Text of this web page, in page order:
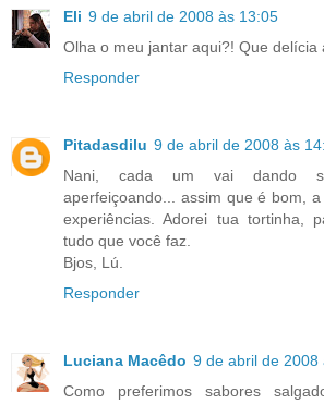
Eli 9 de abril de 2008 às 13:05
Olha o meu jantar aqui?! Que delícia
Responder
Pitadasdilu 9 de abril de 2008 às
Nani, cada um vai dando
aperfeiçoando... assim que é bom,
experiências. Adorei tua tortinha,
tudo que você faz.
Bjos, Lú.
Responder
Luciana Macêdo 9 de abril de 2008
Como preferimos sabores